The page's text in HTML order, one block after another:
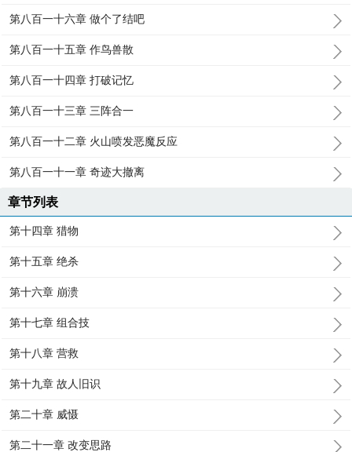
第八百一十六章 做个了结吧
第八百一十五章 作鸟兽散
第八百一十四章 打破记忆
第八百一十三章 三阵合一
第八百一十二章 火山喷发恶魔反应
第八百一十一章 奇迹大撤离
章节列表
第十四章 猎物
第十五章 绝杀
第十六章 崩溃
第十七章 组合技
第十八章 营救
第十九章 故人旧识
第二十章 威慑
第二十一章 改变思路